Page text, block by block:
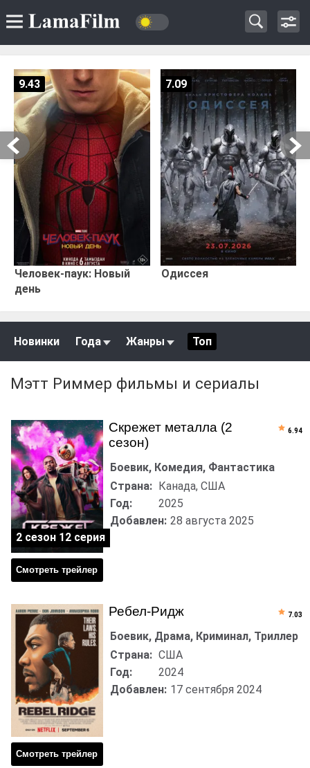
Человек-паук: Новый
день
9.43
Одиссея
7.09
Новинки Года Жанры Топ
Мэтт Риммер фильмы и сериалы
Скрежет металла (2
сезон)
Смотреть трейлер
Боевик, Комедия, Фантастика
Страна: Канада, США
Год:
2025
Добавлен: 28 августа 2025
2 сезон 12 серия
6.94
Ребел-Ридж
Смотреть трейлер
Боевик, Драма, Криминал, Триллер
Страна: США
Год:
2024
Добавлен: 17 сентября 2024
7.03